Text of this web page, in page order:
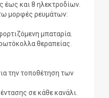
έως και 8 ηλεκτροδίων.
μορφές ρευμάτων:
μπαταρία.
θεραπείας.
την τοποθέτηση των
σε κάθε κανάλι.